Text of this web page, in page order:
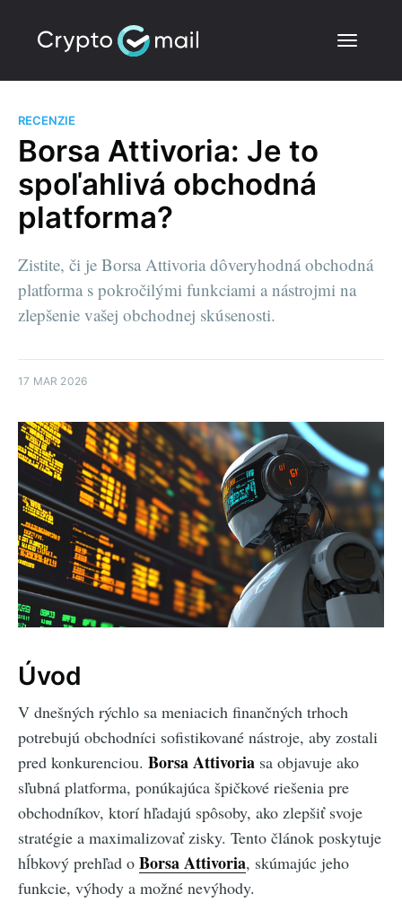
RECENZIE
Borsa Attivoria: Je to
spoľahlivá obchodná
platforma?
Zistite, či je Borsa Attivoria dôveryhodná obchodná
platforma s pokročilými funkciami a nástrojmi na
zlepšenie vašej obchodnej skúsenosti.
17 MAR 2026
Úvod
V dnešných rýchlo sa meniacich finančných trhoch
potrebujú obchodníci sofistikované nástroje, aby zostali
pred konkurenciou. Borsa Attivoria sa objavuje ako
sľubná platforma, ponúkajúca špičkové riešenia pre
obchodníkov, ktorí hľadajú spôsoby, ako zlepšiť svoje
stratégie a maximalizovať zisky. Tento článok poskytuje
hĺbkový prehľad o Borsa Attivoria, skúmajúc jeho
funkcie, výhody a možné nevýhody.